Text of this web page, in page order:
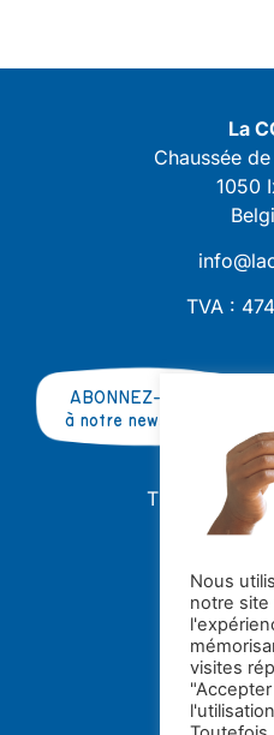
La
Chaussée
1050
TVA :
ABONNEZ-VOUS
à notre newsletter
TRAVAILLER
Avec le
Nous
notre
visites